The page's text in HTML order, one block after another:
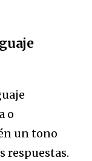
o
un tono
respuestas.